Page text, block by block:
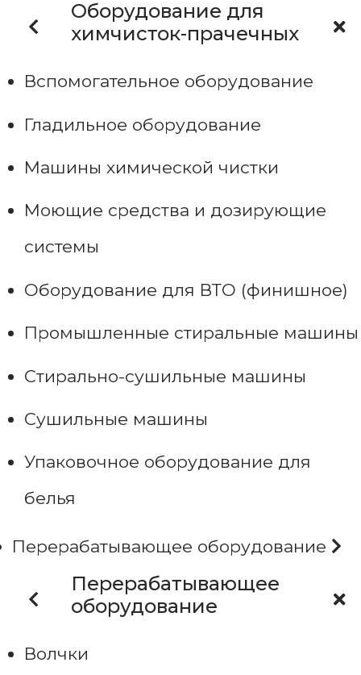
Оборудование для
химчисток-прачечных
Вспомогательное оборудование
Гладильное оборудование
Машины химической чистки
Моющие средства и дозирующие
системы
Оборудование для ВТО (финишное)
Промышленные стиральные машины
Стирально-сушильные машины
Сушильные машины
Упаковочное оборудование для
белья
Перерабатывающее оборудование
Перерабатывающее
оборудование
Волчки